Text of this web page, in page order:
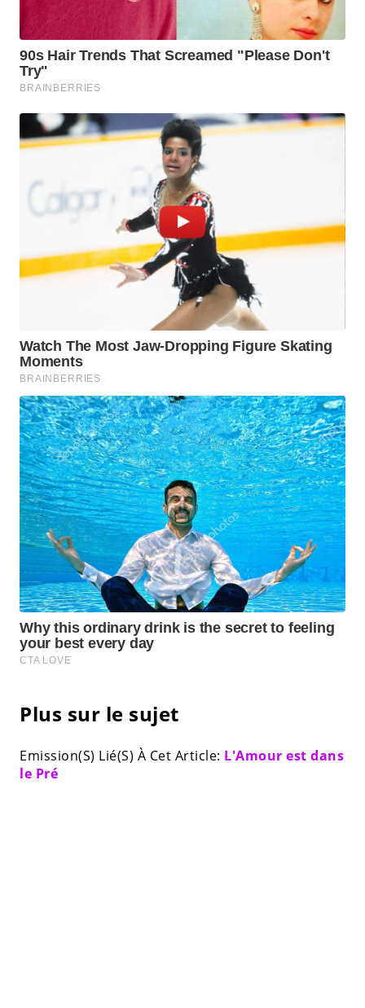
Plus sur le sujet
Emission(S) Lié(S) À Cet Article: L'Amour est dans
le Pré